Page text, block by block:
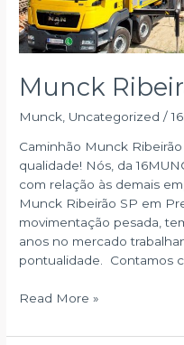
Munck
Munck Uncategorized /
Caminhão Munck
qualidade! Nós, da
com relação às demais
Munck Ribeirão SP em
movimentação pesada,
anos no mercado
pontualidade. Contamos
Munck
Preto
Read More »